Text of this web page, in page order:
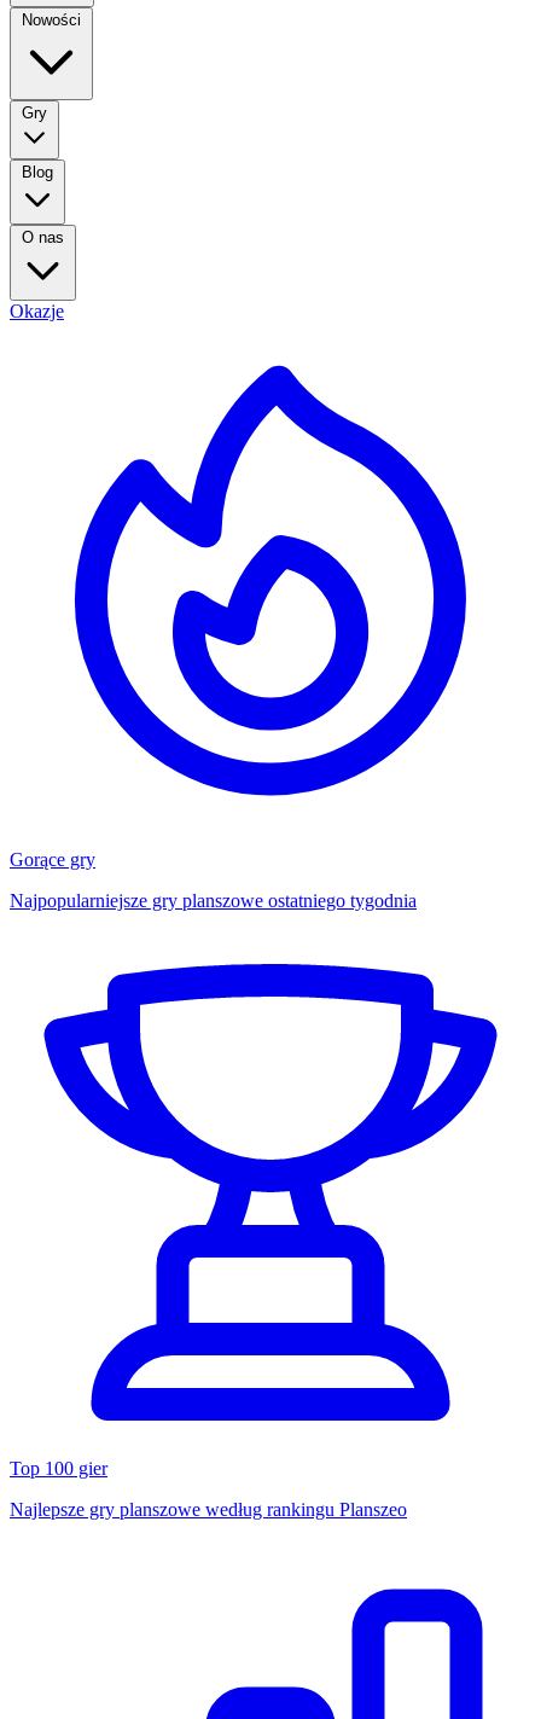
Nowości
Gry
Blog
O nas
Okazje
Gorące gry
Najpopularniejsze gry planszowe ostatniego tygodnia
Top 100 gier
Najlepsze gry planszowe według rankingu Planszeo